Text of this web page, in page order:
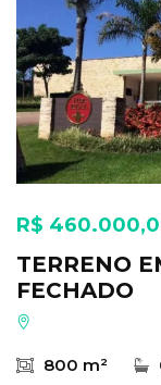
R$
TERRENO
FECHADO
800 m²